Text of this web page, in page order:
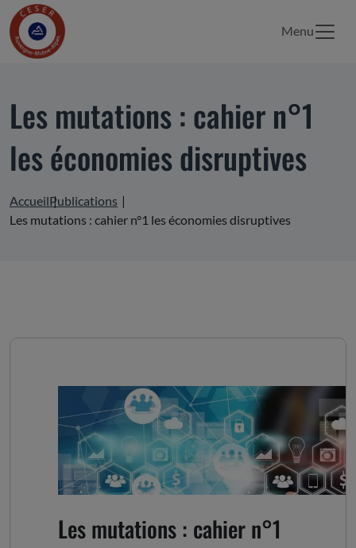
Menu
Les mutations : cahier n°1
les économies disruptives
AccueilPublications
Les mutations : cahier n°1 les économies disruptives
Les mutations : cahier n°1